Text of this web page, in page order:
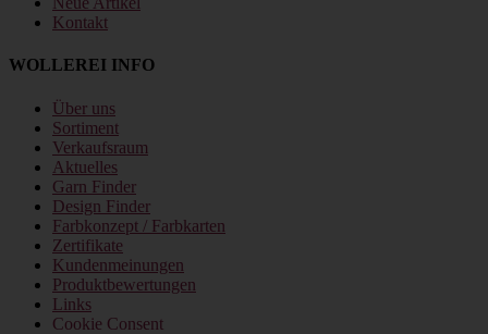
Kontakt
WOLLEREI INFO
Über uns
Sortiment
Verkaufsraum
Aktuelles
Garn Finder
Design Finder
Farbkonzept / Farbkarten
Zertifikate
Kundenmeinungen
Produktbewertungen
Links
Cookie Consent